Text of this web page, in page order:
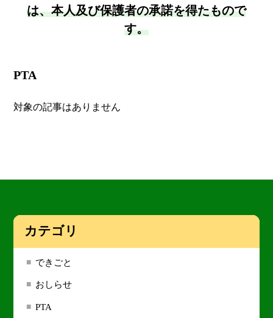
は、本人及び保護者の承諾を得たもので
す。
PTA
対象の記事はありません
カテゴリ
できごと
おしらせ
PTA